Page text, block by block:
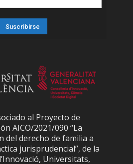
al Proyecto de
AICO/2021/090 “La
del derecho de familia a
jurisprudencial”, de la
Universitats,